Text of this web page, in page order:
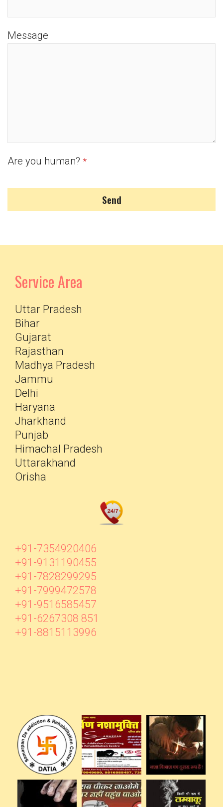
Message
Are you human? *
Send
Service Area
Uttar Pradesh
Bihar
Gujarat
Rajasthan
Madhya Pradesh
Jammu
Delhi
Haryana
Jharkhand
Punjab
Himachal Pradesh
Uttarakhand
Orisha
+91-7354920406
+91-9131190455
+91-7828299295
+91-7999472578
+91-9516585457
+91-6267308 851
+91-8815113996